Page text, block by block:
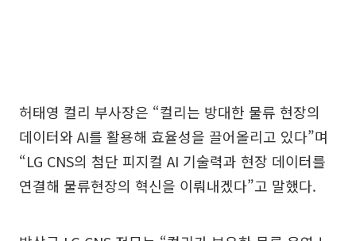
허태영 컬리 부사장은 “컬리는 방대한 물류 현장의
데이터와 AI를 활용해 효율성을 끌어올리고 있다”며
“LG CNS의 첨단 피지컬 AI 기술력과 현장 데이터를
연결해 물류현장의 혁신을 이뤄내겠다”고 말했다.